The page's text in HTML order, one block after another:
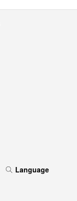
Language